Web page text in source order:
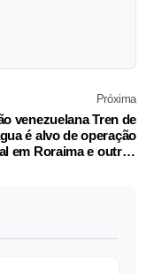
Próxima
venezuelana Tren de
é alvo de operação
em Roraima e outros